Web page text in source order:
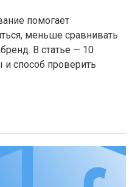
помогает
меньше сравнивать
В статье — 10
и способ проверить